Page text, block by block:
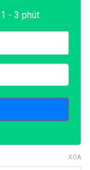
- 3 phút
XÓA